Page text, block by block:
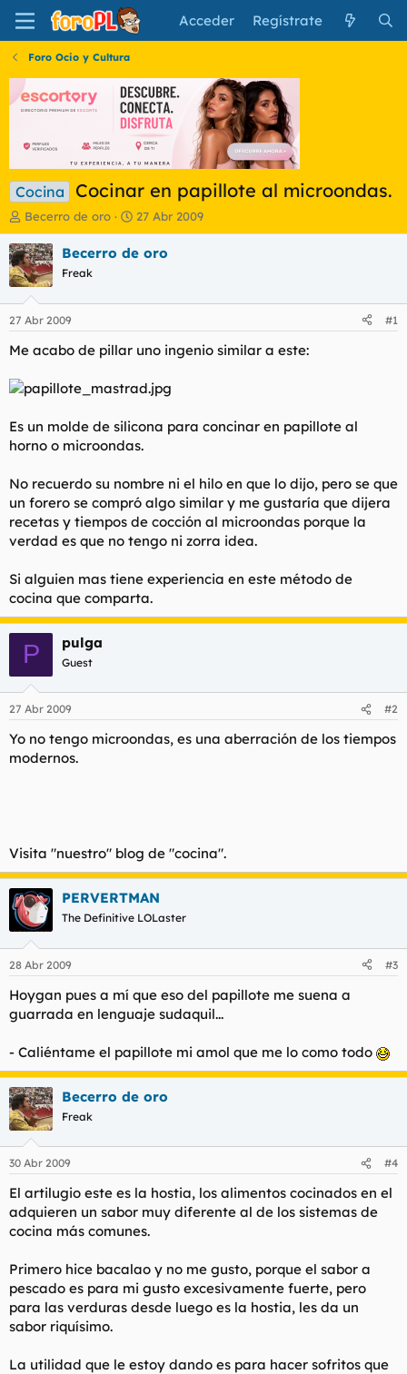
Acceder Regístrate
Foro Ocio y Cultura
Cocina Cocinar en papillote al microondas.
I
n
i
c
i
a
d
o
r
l
e
m
Becerro de oro
F
e
c
i
n
i
27 Abr 2009
Becerro de oro
Freak
27 Abr 2009 #1
Me acabo de pillar uno ingenio similar a este:
Es un molde de silicona para concinar en papillote al
horno o microondas.
No recuerdo su nombre ni el hilo en que lo dijo, pero se que
un forero se compró algo similar y me gustaría que dijera
recetas y tiempos de cocción al microondas porque la
verdad es que no tengo ni zorra idea.
Si alguien mas tiene experiencia en este método de
cocina que comparta.
P pulga
Guest
27 Abr 2009 #2
Yo no tengo microondas, es una aberración de los tiempos
modernos.
Visita "nuestro" blog de "cocina".
PERVERTMAN
The Definitive LOLaster
28 Abr 2009 #3
Hoygan pues a mí que eso del papillote me suena a
guarrada en lenguaje sudaquil...
- Caliéntame el papillote mi amol que me lo como todo
Becerro de oro
Freak
30 Abr 2009 #4
El artilugio este es la hostia, los alimentos cocinados en el
adquieren un sabor muy diferente al de los sistemas de
cocina más comunes.
Primero hice bacalao y no me gusto, porque el sabor a
pescado es para mi gusto excesivamente fuerte, pero
para las verduras desde luego es la hostia, les da un
sabor riquísimo.
La utilidad que le estoy dando es para hacer sofritos que